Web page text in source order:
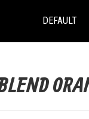
DEFAULT